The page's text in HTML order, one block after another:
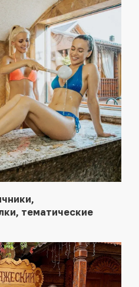
тематические